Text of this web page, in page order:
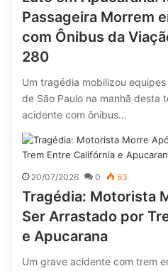
Passageira Morrem
com Ônibus da
280
Um tragédia mobilizou
de São Paulo na manhã desta
acidente com ônibus…
20/07/2026 0 63
Tragédia: Motorista
Ser Arrastado por
e Apucarana
Um grave acidente com trem